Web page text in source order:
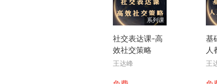
系列课
社交表达课-高
效社交策略
王达峰
基
人
王